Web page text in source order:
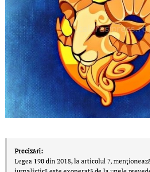
Precizări:
Legea 190 din 2018, la articolul 7,